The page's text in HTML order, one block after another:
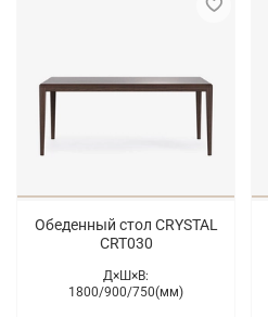
Обеденный стол CRYSTAL
CRT030
Д×Ш×В:
1800/900/750(мм)